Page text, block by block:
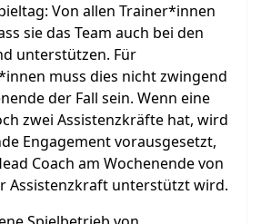
Von allen Trainer*innen
sie das Team auch bei den
unterstützen. Für
muss dies nicht zwingend
der Fall sein. Wenn eine
zwei Assistenzkräfte hat, wird
Engagement vorausgesetzt,
Coach am Wochenende von
Assistenzkraft unterstützt wird.